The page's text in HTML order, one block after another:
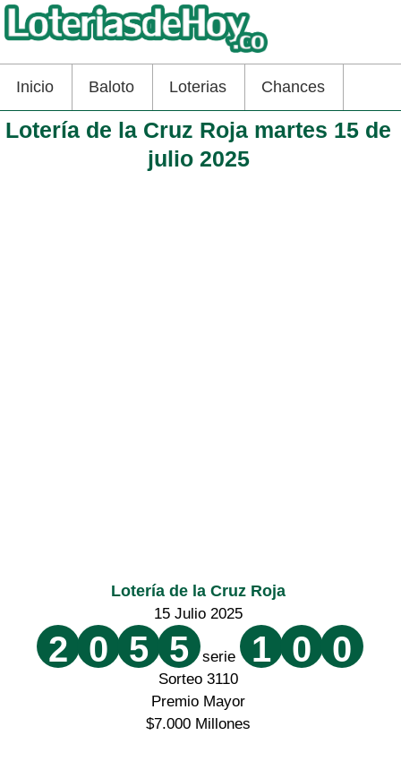
Inicio Baloto Loterias Chances
Lotería de la Cruz Roja martes 15 de
julio 2025
Lotería de la Cruz Roja
15 Julio 2025
2 0 5 5 serie 1 0 0
Sorteo 3110
Premio Mayor
$7.000 Millones